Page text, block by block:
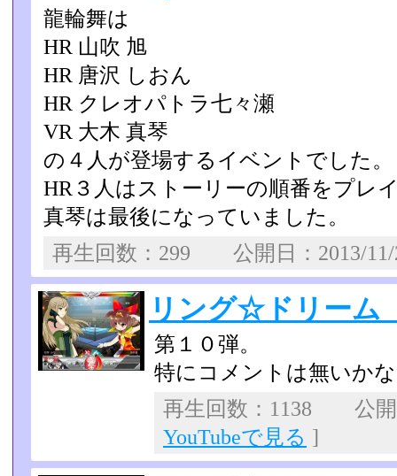
龍輪舞は
HR 山吹 旭
HR 唐沢 しおん
HR クレオパトラ七々瀬
VR 大木 真琴
の４人が登場するイベントでした。
HR３人はストーリーの順番をプレ
真琴は最後になっていま­した。
再生回数：299 公開日：
リング☆ドリー
第１０弾。
特にコメントは無いか
再生回数：1138 公
YouTubeで見る ]